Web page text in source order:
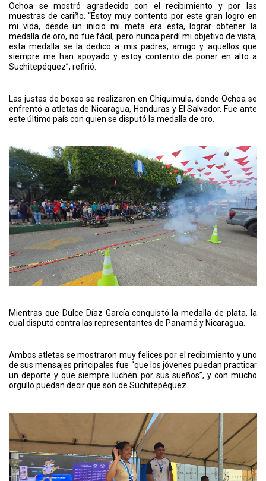
Ochoa se mostró agradecido con el recibimiento y por las
muestras de cariño. “Estoy muy contento por este gran logro en
mi vida, desde un inicio mi meta era esta, lograr obtener la
medalla de oro, no fue fácil, pero nunca perdí mi objetivo de vista,
esta medalla se la dedico a mis padres, amigo y aquellos que
siempre me han apoyado y estoy contento de poner en alto a
Suchitepéquez”, refirió.
Las justas de boxeo se realizaron en Chiquimula, donde Ochoa se
enfrentó a atletas de Nicaragua, Honduras y El Salvador. Fue ante
este último país con quien se disputó la medalla de oro.
Mientras que Dulce Díaz García conquistó la medalla de plata, la
cual disputó contra las representantes de Panamá y Nicaragua.
Ambos atletas se mostraron muy felices por el recibimiento y uno
de sus mensajes principales fue “que los jóvenes puedan practicar
un deporte y que siempre luchen por sus sueños”, y con mucho
orgullo puedan decir que son de Suchitepéquez.